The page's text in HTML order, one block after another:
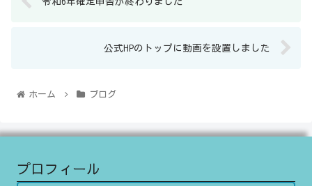
公式HPのトップに動画を設置しました
ホーム ブログ
プロフィール